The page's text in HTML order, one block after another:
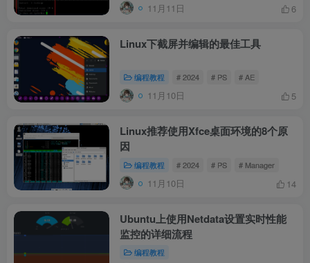
11月11日 6
Linux下截屏并编辑的最佳工具
编程教程 # 2024 # PS # AE
11月10日 5
Linux推荐使用Xfce桌面环境的8个原
因
编程教程 # 2024 # PS # Manager
11月10日 14
Ubuntu上使用Netdata设置实时性能
监控的详细流程
编程教程